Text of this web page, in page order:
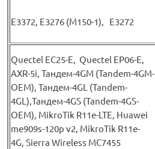
E3372, E3276 (М150-1), E3272
Quectel EC25-E, Quectel EP06-E,
AXR-5i, Тандем-4GM (Tandem-4GM-
OEM), Тандем-4GL (Tandem-
4GL),Тандем-4GS (Tandem-4GS-
OEM), MikroTik R11e-LTE, Huawei
me909s-120p v2, MikroTik R11e-
4G, Sierra Wireless MC7455